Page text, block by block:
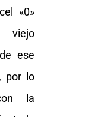
«0»
viejo
ese
por lo
la